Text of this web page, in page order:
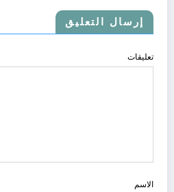
إرسال التعليق
تعليقات
الاسم